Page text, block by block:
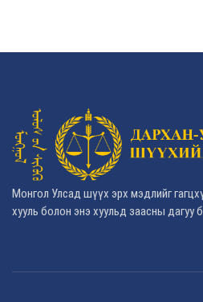
Монгол Улсад шүүх эрх мэдлийг
хууль болон энэ хуульд заасны дагуу